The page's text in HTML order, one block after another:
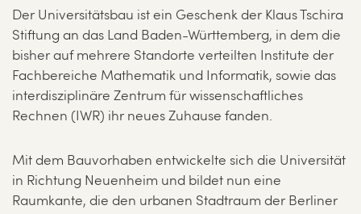
Der Universitätsbau ist ein Geschenk der Klaus Tschira
Stiftung an das Land Baden-Württemberg, in dem die
bisher auf mehrere Standorte verteilten Institute der
Fachbereiche Mathematik und Informatik, sowie das
interdisziplinäre Zentrum für wissenschaftliches
Rechnen (IWR) ihr neues Zuhause fanden.
Mit dem Bauvorhaben entwickelte sich die Universität
in Richtung Neuenheim und bildet nun eine
Raumkante, die den urbanen Stadtraum der Berliner